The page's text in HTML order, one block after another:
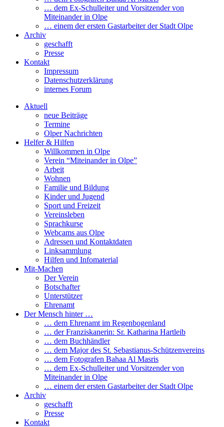
… dem Ex-Schulleiter und Vorsitzender von
Miteinander in Olpe
… einem der ersten Gastarbeiter der Stadt Olpe
Archiv
geschafft
Presse
Kontakt
Impressum
Datenschutzerklärung
internes Forum
Aktuell
neue Beiträge
Termine
Olper Nachrichten
Helfer & Hilfen
Willkommen in Olpe
Verein “Miteinander in Olpe”
Arbeit
Wohnen
Familie und Bildung
Kinder und Jugend
Sport und Freizeit
Vereinsleben
Sprachkurse
Webcams aus Olpe
Adressen und Kontaktdaten
Linksammlung
Hilfen und Infomaterial
Mit-Machen
Der Verein
Botschafter
Unterstützer
Ehrenamt
Der Mensch hinter …
… dem Ehrenamt im Regenbogenland
… der Franziskanerin: Sr. Katharina Hartleib
… dem Buchhändler
… dem Major des St. Sebastianus-Schützenvereins
… dem Fotografen Bahaa Al Masris
… dem Ex-Schulleiter und Vorsitzender von
Miteinander in Olpe
… einem der ersten Gastarbeiter der Stadt Olpe
Archiv
geschafft
Presse
Kontakt